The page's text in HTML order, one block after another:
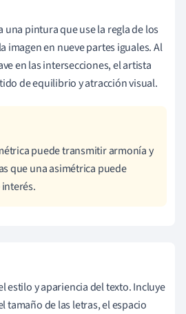
una pintura que use la regla de los
imagen en nueve partes iguales. Al
en las intersecciones, el artista
de equilibrio y atracción visual.
puede transmitir armonía y
que una asimétrica puede
estilo y apariencia del texto. Incluye
tamaño de las letras, el espacio